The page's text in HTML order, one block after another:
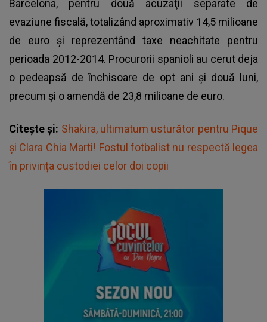
Barcelona, pentru două acuzaţii separate de
evaziune fiscală, totalizând aproximativ 14,5 milioane
de euro şi reprezentând taxe neachitate pentru
perioada 2012-2014. Procurorii spanioli au cerut deja
o pedeapsă de închisoare de opt ani şi două luni,
precum şi o amendă de 23,8 milioane de euro.
Citește și: Shakira, ultimatum usturător pentru Pique
și Clara Chia Marti! Fostul fotbalist nu respectă legea
în privința custodiei celor doi copii